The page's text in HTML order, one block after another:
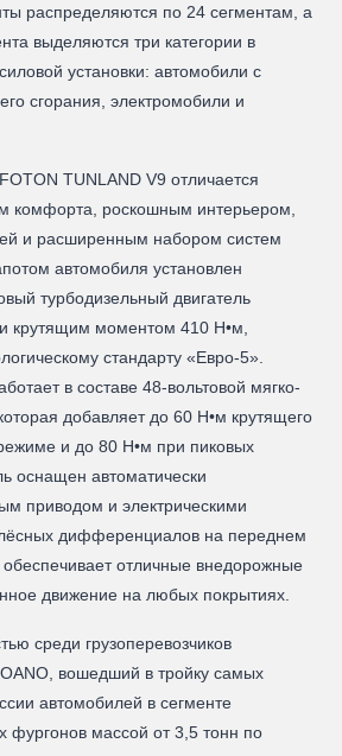
распределяются по 24 сегментам, а
выделяются три категории в
установки: автомобили с
сгорания, электромобили и
TUNLAND V9 отличается
комфорта, роскошным интерьером,
и расширенным набором систем
автомобиля установлен
турбодизельный двигатель
крутящим моментом 410 Н•м,
стандарту «Евро-5».
в составе 48-вольтовой мягко-
добавляет до 60 Н•м крутящего
и до 80 Н•м при пиковых
оснащен автоматически
приводом и электрическими
дифференциалов на переднем
отличные внедорожные
движение на любых покрытиях.
среди грузоперевозчиков
вошедший в тройку самых
автомобилей в сегменте
фургонов массой от 3,5 тонн по